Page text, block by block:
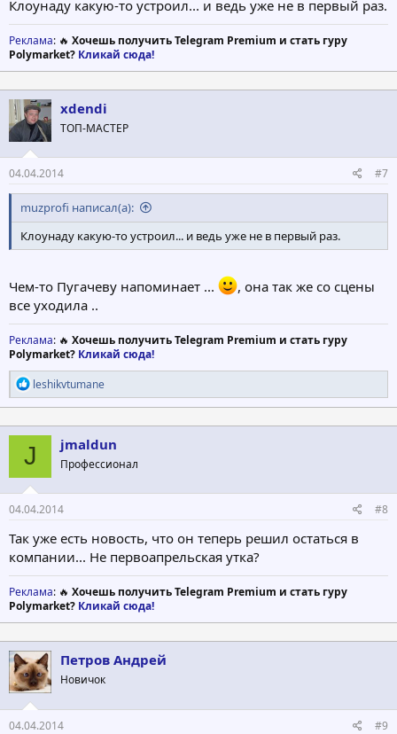
Клоунаду какую-то устроил... и ведь уже не в первый раз.
Реклама: 🔥 Хочешь получить Telegram Premium и стать гуру
Polymarket? Кликай сюда!
xdendi
ТОП-МАСТЕР
04.04.2014 #7
muzprofi написал(а):
Клоунаду какую-то устроил... и ведь уже не в первый раз.
Чем-то Пугачеву напоминает ...
, она так же со сцены
все уходила ..
Реклама: 🔥 Хочешь получить Telegram Premium и стать гуру
Polymarket? Кликай сюда!
Р
е
а
к
ц
и
и
:
leshikvtumane
J jmaldun
Профессионал
04.04.2014 #8
Так уже есть новость, что он теперь решил остаться в
компании... Не первоапрельская утка?
Реклама: 🔥 Хочешь получить Telegram Premium и стать гуру
Polymarket? Кликай сюда!
Петров Андрей
Новичок
04.04.2014 #9